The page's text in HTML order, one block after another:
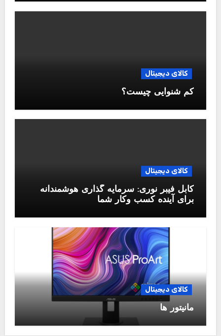
کالای دیجیتال
کم شنوایی چیست؟
کالای دیجیتال
کابل فیبر نوری: سرمایه گذاری هوشمندانه
برای آینده کسب وکار شما
کالای دیجیتال
مانیتور ها